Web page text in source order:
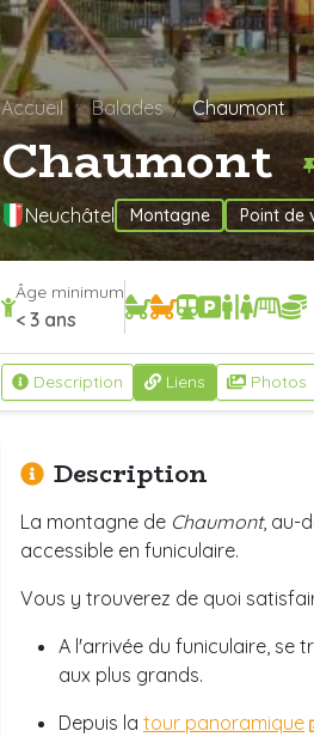
Accueil Balades Chaumont
Chaumont
Neuchâtel Montagne Point de
Âge minimum
< 3 ans
Description Liens Photos
Description
La montagne de Chaumont, au-
accessible en funiculaire.
Vous y trouverez de quoi
A l'arrivée du funiculaire, se
aux plus grands.
Depuis la tour panoramique